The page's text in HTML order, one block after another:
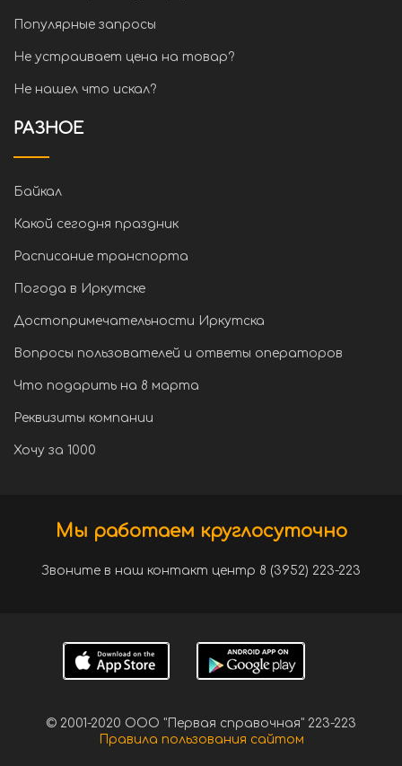
Популярные запросы
Не устраивает цена на товар?
Не нашел что искал?
РАЗНОЕ
Байкал
Какой сегодня праздник
Расписание транспорта
Погода в Иркутске
Достопримечательности Иркутска
Вопросы пользователей и ответы операторов
Что подарить на 8 марта
Реквизиты компании
Хочу за 1000
Мы работаем круглосуточно
Звоните в наш контакт центр 8 (3952) 223-223
© 2001-2020 ООО "Первая справочная" 223-223
Правила пользования сайтом